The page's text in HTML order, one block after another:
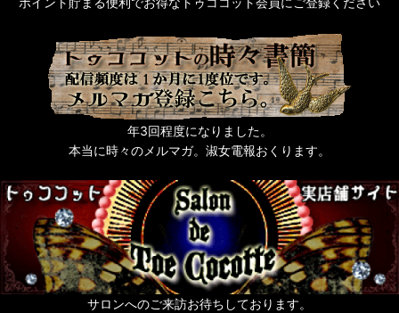
年3回程度になりました。
本当に時々のメルマガ。淑女電報おくります。
サロンへのご来訪お待ちしております。